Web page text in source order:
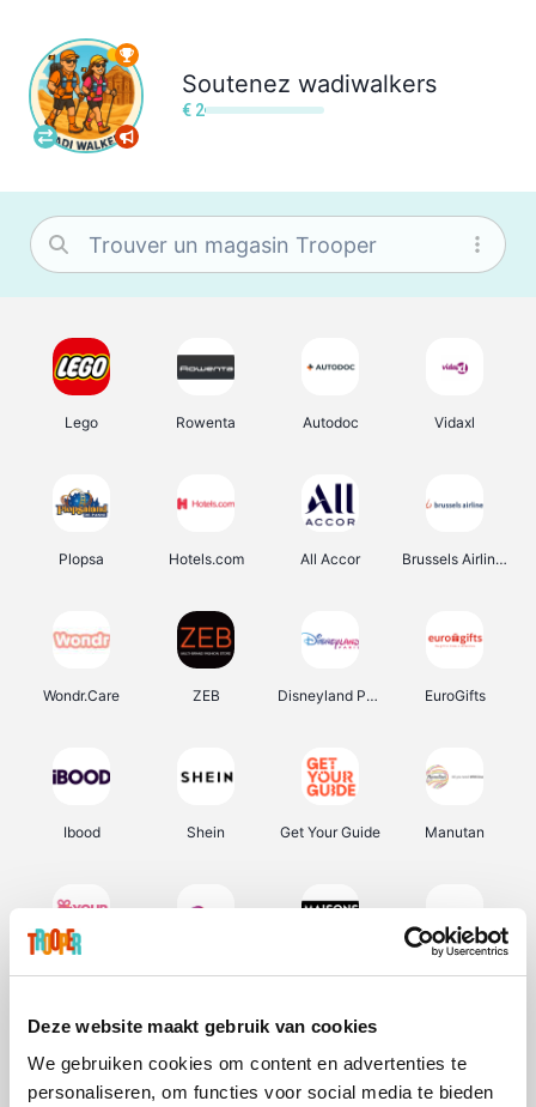
Deze website maakt gebruik van cookies
We gebruiken cookies om content en advertenties te
personaliseren, om functies voor social media te bieden
Soutenez wadiwalkers
€ 2
Lego Rowenta Autodoc Vidaxl
Plopsa Hotels.com All Accor Brussels Airlines
Wondr.Care ZEB Disneyland Paris EuroGifts
Ibood Shein Get Your Guide Manutan